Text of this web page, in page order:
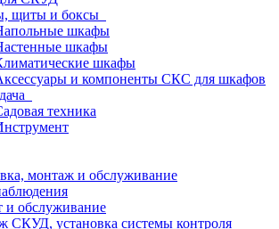
щиты и боксы
шкафы
шкафы
шкафы
и компоненты СКС для шкафов
техника
монтаж и обслуживание
и обслуживание
СКУД, установка системы контроля